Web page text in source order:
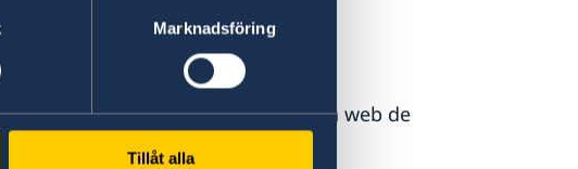
Marknadsföring
Tillåt alla
de conducir, visite la página web de
Suecia.